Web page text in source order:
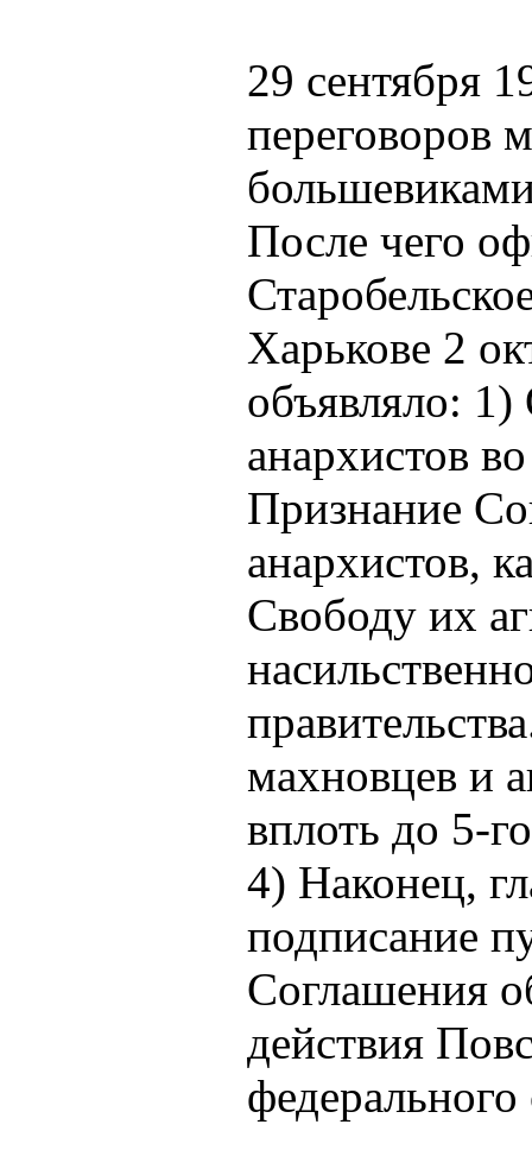
29 сентября
переговоров
После чего
Харькове 2
объявляло:
анархистов
Признание
анархистов,
Свободу их
махновцев и
вплоть до 5-
4) Наконец,
подписание
Соглашения
действия
федерального